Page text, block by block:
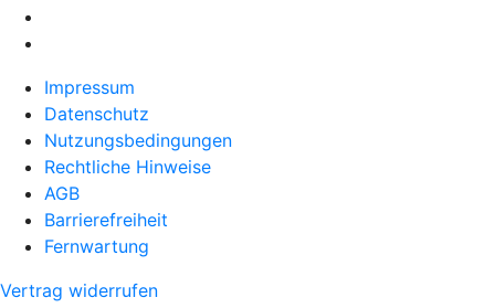
Impressum
Datenschutz
Nutzungsbedingungen
Rechtliche Hinweise
AGB
Barrierefreiheit
Fernwartung
Vertrag widerrufen